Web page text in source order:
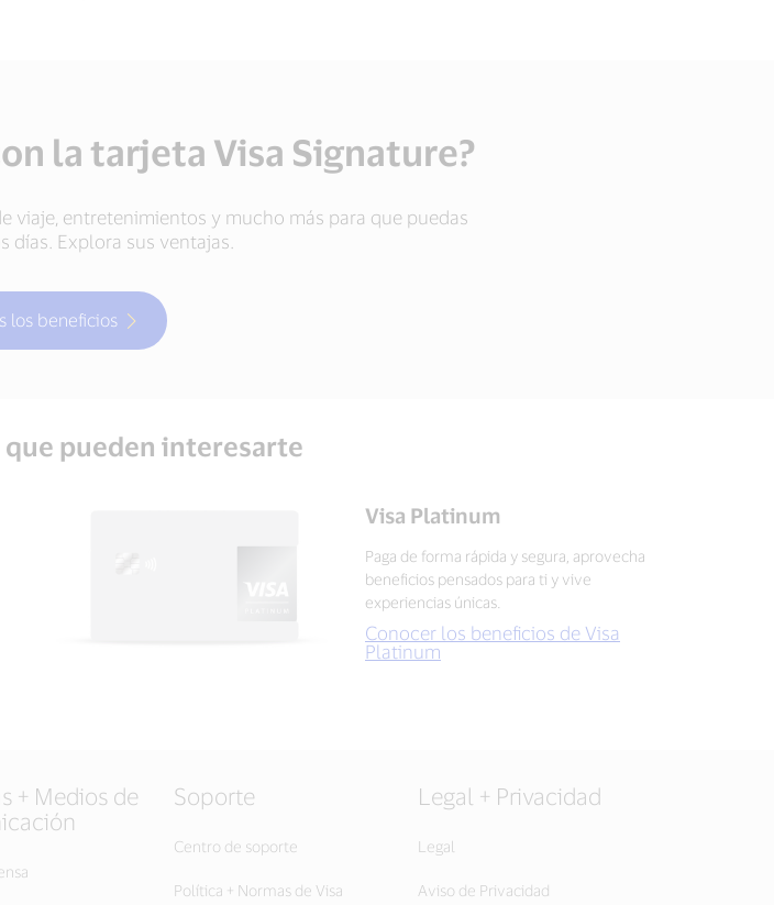
la tarjeta Visa Signature?
viaje, entretenimientos y mucho más para que puedas
días. Explora sus ventajas.
los beneficios
pueden interesarte
Visa Platinum
Paga de forma rápida y segura, aprovecha
beneficios pensados para ti y vive
experiencias únicas.
Conocer los beneficios de Visa
Platinum
+ Medios de
Soporte
Centro de soporte
Política + Normas de Visa
Legal + Privacidad
Legal
Aviso de Privacidad